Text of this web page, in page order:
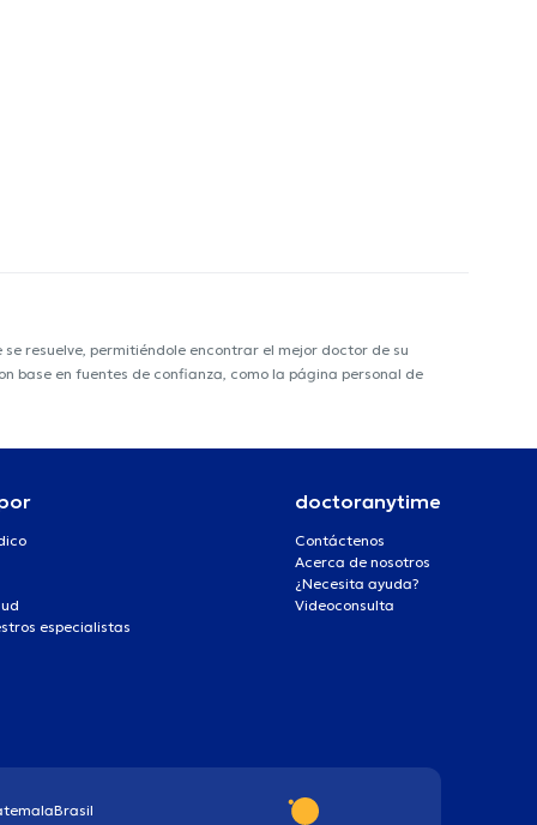
resuelve, permitiéndole encontrar el mejor doctor de su
base en fuentes de confianza, como la página personal de
especialistas
doctoranytime
Contáctenos
Acerca de nosotros
¿Necesita ayuda?
Videoconsulta
Brasil